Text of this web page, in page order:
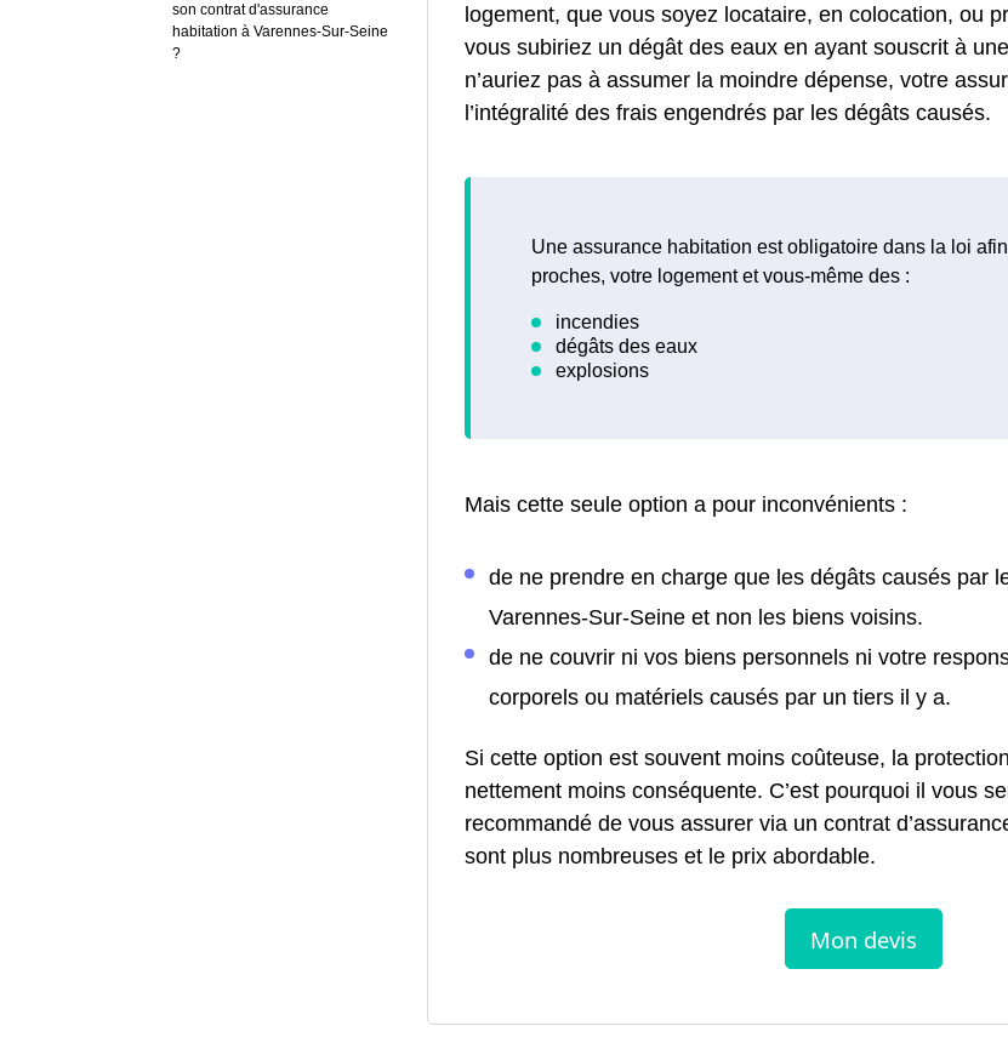
son contrat d'assurance
habitation à Varennes-Sur-Seine
?
logement, que vous soyez locataire, en colocation, ou
vous subiriez un dégât des eaux en ayant souscrit à
n’auriez pas à assumer la moindre dépense, votre
l’intégralité des frais engendrés par les dégâts causés.
Une assurance habitation est obligatoire dans la loi
proches, votre logement et vous-même des :
Mais cette seule option a pour inconvénients :
de ne prendre en charge que les dégâts causés par
Varennes-Sur-Seine et non les biens voisins.
de ne couvrir ni vos biens personnels ni votre
corporels ou matériels causés par un tiers il y a.
Si cette option est souvent moins coûteuse, la
nettement moins conséquente. C’est pourquoi il vous
recommandé de vous assurer via un contrat
sont plus nombreuses et le prix abordable.